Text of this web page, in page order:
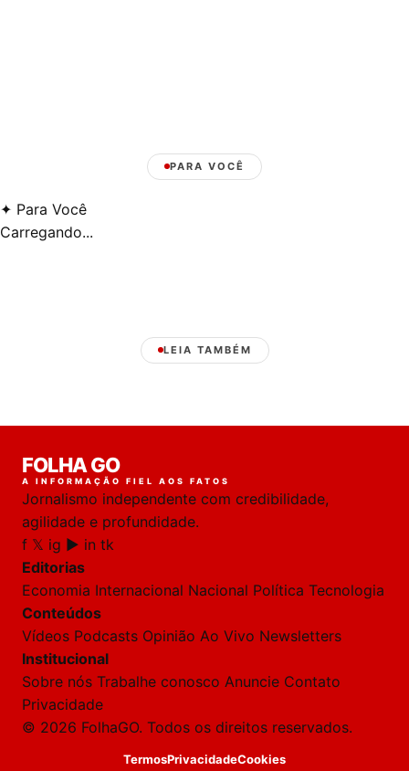
PARA VOCÊ
✦ Para Você
Carregando...
LEIA TAMBÉM
online
Laura
Oi!
👋
Boa
FOLHA GO
A INFORMAÇÃO FIEL AOS FATOS
Jornalismo independente com credibilidade,
agilidade e profundidade.
f 𝕏 ig ▶ in tk
Editorias
Economia Internacional Nacional Política Tecnologia
Conteúdos
Vídeos Podcasts Opinião Ao Vivo Newsletters
Institucional
Sobre nós Trabalhe conosco Anuncie Contato
Privacidade
© 2026 FolhaGO. Todos os direitos reservados.
TermosPrivacidadeCookies